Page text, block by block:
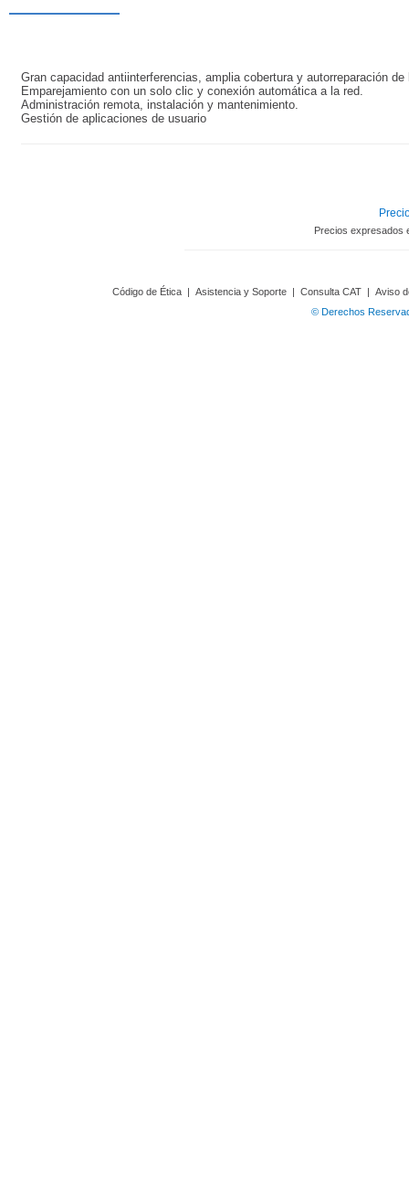
Gran capacidad antiinterferencias, amplia cobertura y autorreparación de
Emparejamiento con un solo clic y conexión automática a la red.
Administración remota, instalación y mantenimiento.
Gestión de aplicaciones de usuario
Precios expresados
Código de Ética | Asistencia y Soporte | Consulta CAT | Aviso
© Derechos